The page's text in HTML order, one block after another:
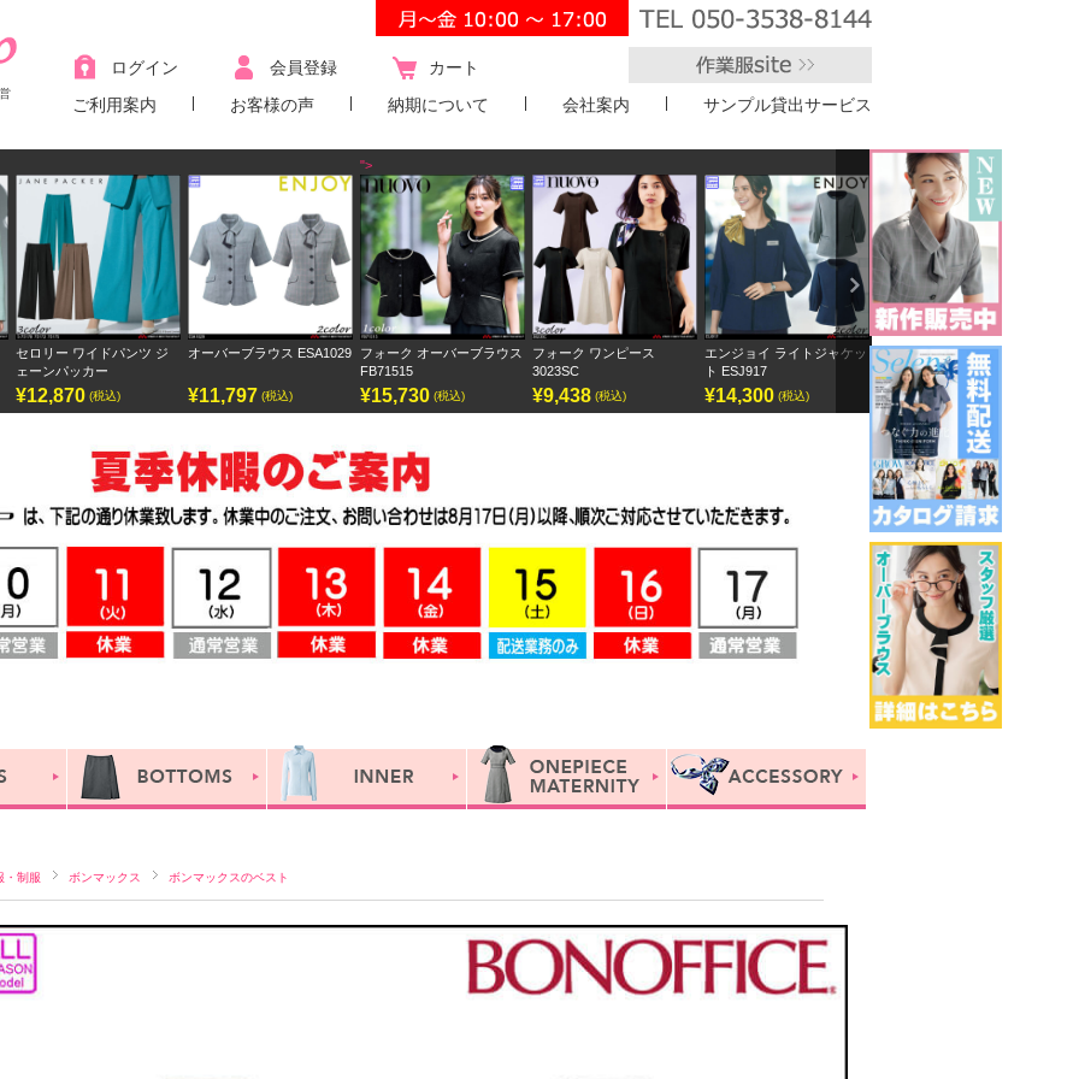
ログイン 会員登録
カート
ご利用案内
お客様の声 納期について 会社案内 サンプル貸出サービス
ンツ ジ オーバーブラウス ESA1029
¥11,797
フォーク オーバーブラウス
¥15,730
フォーク ワンピース
¥9,438
エンジョイ ライトジャケッ
¥14,300
ボンオフィス キュロット
AC3217
¥9,295
半袖オーバーブラウス
GOBL-2602
¥12,155
Next
・制服 ボンマックス ボンマックスのベスト